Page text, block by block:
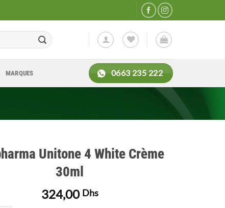
MARQUES 0663 235 222
Unitone 4 White Crème
30ml
324,00 Dhs